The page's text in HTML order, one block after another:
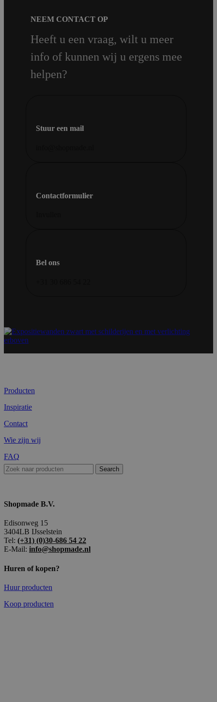
NEEM CONTACT OP
Heeft u een vraag, wilt u meer
info of kunnen wij u ergens mee
helpen?
Stuur een mail
Contactformulier
Bel ons
Producten
Inspiratie
Contact
Wie zijn wij
FAQ
Search
Shopmade B.V.
Edisonweg 15
3404LB IJsselstein
Tel: (+31) (0)30-686 54 22
E-Mail: info@shopmade.nl
Huren of kopen?
Huur producten
Koop producten